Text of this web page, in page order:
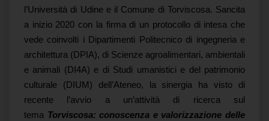
l’Università di Udine e il Comune di Torviscosa. Sancita
a inizio 2020 con la firma di un protocollo di intesa che
vede coinvolti i Dipartimenti Politecnico di ingegneria e
architettura (DPIA), di Scienze agroalimentari, ambientali
e animali (DI4A) e di Studi umanistici e del patrimonio
culturale (DIUM) dell’Ateneo, la sinergia ha visto di
recente l’avvio a un’attività di ricerca sul
tema Torviscosa: conoscenza e valorizzazione delle